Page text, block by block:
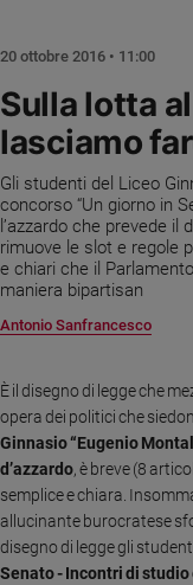
Fede
e
spiritualità
Devozione
e
fede
Parola
giorno
del
giorno
Società
valori
Ambiente
e
Sulla lotta
lasciamo
Gli studenti del Liceo
concorso “Un giorno in
l’azzardo che prevede
rimuove le slot e regole
e chiari che il
maniera bipartisan
Antonio Sanfrancesco
20 ottobre 2016 • 11:00
È il disegno di legge che
opera dei politici che
Ginnasio “Eugenio
d’azzardo, è breve (8
semplice e chiara.
allucinante burocratese
disegno di legge gli
Senato - Incontri di studio